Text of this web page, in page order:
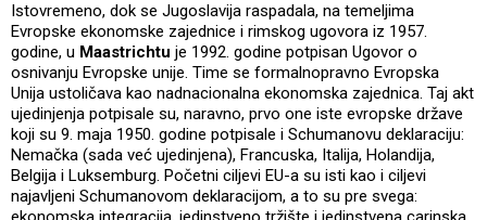
Istovremeno, dok se Jugoslavija raspadala, na temeljima
Evropske ekonomske zajednice i rimskog ugovora iz 1957.
godine, u Maastrichtu je 1992. godine potpisan Ugovor o
osnivanju Evropske unije. Time se formalnopravno Evropska
Unija ustoličava kao nadnacionalna ekonomska zajednica. Taj akt
ujedinjenja potpisale su, naravno, prvo one iste evropske države
koji su 9. maja 1950. godine potpisale i Schumanovu deklaraciju:
Nemačka (sada već ujedinjena), Francuska, Italija, Holandija,
Belgija i Luksemburg. Početni ciljevi EU-a su isti kao i ciljevi
najavljeni Schumanovom deklaracijom, a to su pre svega: